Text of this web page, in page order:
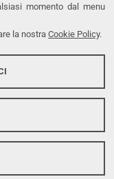
momento dal menu
la nostra Cookie Policy.